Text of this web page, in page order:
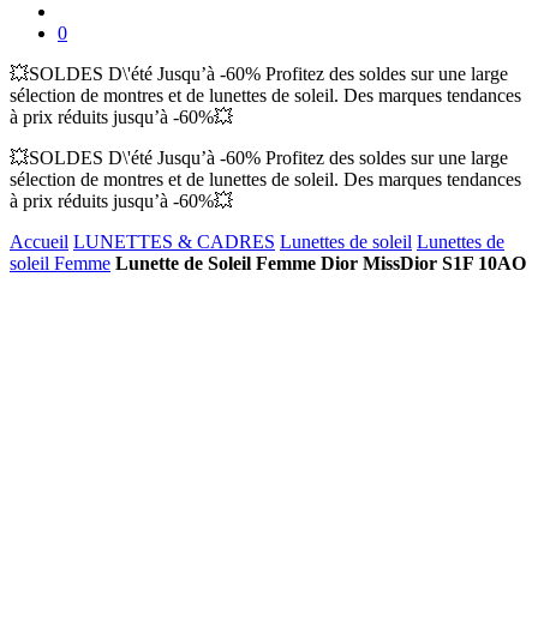
0
💥SOLDES D\'été Jusqu’à -60% Profitez des soldes sur une large
sélection de montres et de lunettes de soleil. Des marques tendances
à prix réduits jusqu’à -60%💥
💥SOLDES D\'été Jusqu’à -60% Profitez des soldes sur une large
sélection de montres et de lunettes de soleil. Des marques tendances
à prix réduits jusqu’à -60%💥
Accueil LUNETTES & CADRES Lunettes de soleil Lunettes de
soleil Femme Lunette de Soleil Femme Dior MissDior S1F 10AO